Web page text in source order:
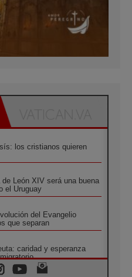
los cristianos quieren
León XIV será una buena
el Uruguay
del Evangelio
que separan
caridad y esperanza